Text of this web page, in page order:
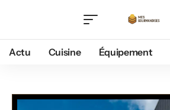
Actu Cuisine Équipement